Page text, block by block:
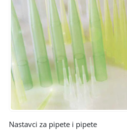
Nastavci za pipete i pipete